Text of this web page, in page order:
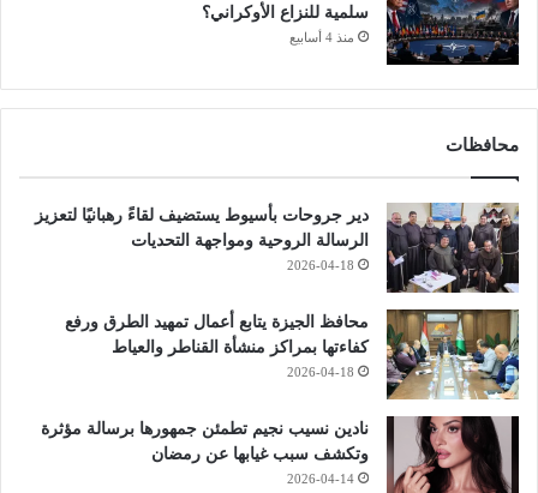
سلمية للنزاع الأوكراني؟
منذ 4 أسابيع
محافظات
دير جروحات بأسيوط يستضيف لقاءً رهبانيًا لتعزيز
الرسالة الروحية ومواجهة التحديات
2026-04-18
محافظ الجيزة يتابع أعمال تمهيد الطرق ورفع
كفاءتها بمراكز منشأة القناطر والعياط
2026-04-18
نادين نسيب نجيم تطمئن جمهورها برسالة مؤثرة
وتكشف سبب غيابها عن رمضان
2026-04-14